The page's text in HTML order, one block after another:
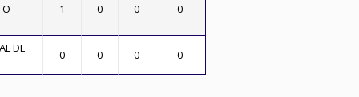
1 0 0 0
DE
0 0 0 0